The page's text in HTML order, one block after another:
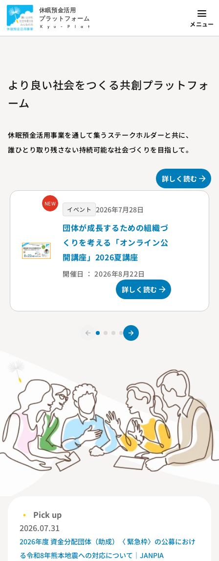
休眠預金活用
プラットフォーム
Kyu-Plat メニュー
より良い社会をつくる共創プラットフォ
ーム
休眠預金活用事業を通して集うステークホルダーと共に、
誰ひとり取り残さない持続可能な社会づくりを目指して。
詳しく読む
NEW
イベント 2026年7月28日
団体が成長するための組織づ
くりを考える「オンライン公
開講座」2026夏講座
開催日 ： 2026年8月22日
詳しく読む
Pick up
2026.07.31
2026年度 資金分配団体（助成）〈 緊急枠〉の公募におけ
る令和8年熊本地震への対応について｜JANPIA